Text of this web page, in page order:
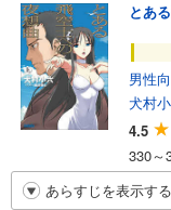
とあ
男性
犬村
4.5
330～
あらすじを表示する